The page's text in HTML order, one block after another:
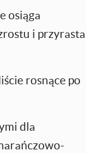
osiąga
i przyrasta
rosnące po
dla